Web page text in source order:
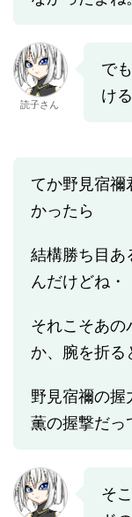
読子さん
で
け
てか野見宿禰
かったら
結構勝ち目あ
んだけどね・
それこそあの
か、腕を折る
野見宿禰の握
薫の握撃だっ
そ